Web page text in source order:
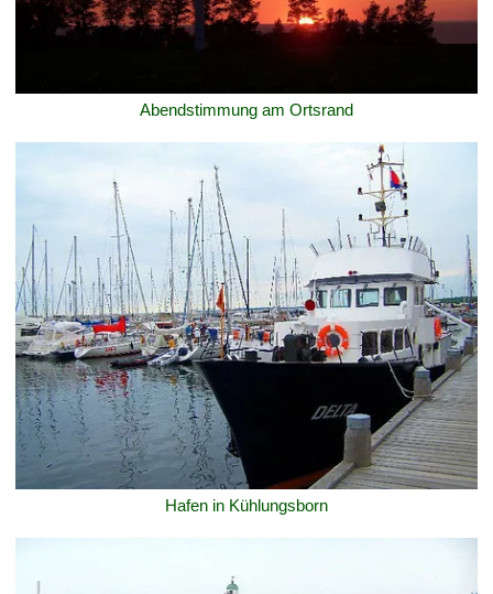
Abendstimmung am Ortsrand
Hafen in Kühlungsborn